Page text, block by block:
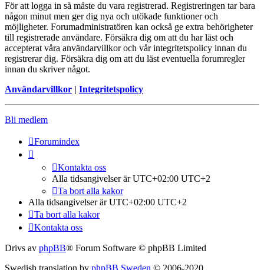
För att logga in så måste du vara registrerad. Registreringen tar bara
någon minut men ger dig nya och utökade funktioner och
möjligheter. Forumadministratören kan också ge extra behörigheter
till registrerade användare. Försäkra dig om att du har läst och
accepterat våra användarvillkor och vår integritetspolicy innan du
registrerar dig. Försäkra dig om att du läst eventuella forumregler
innan du skriver något.
Användarvillkor | Integritetspolicy
Bli medlem
Forumindex
Kontakta oss
Alla tidsangivelser är UTC+02:00 UTC+2
Ta bort alla kakor
Alla tidsangivelser är UTC+02:00 UTC+2
Ta bort alla kakor
Kontakta oss
Drivs av phpBB® Forum Software © phpBB Limited